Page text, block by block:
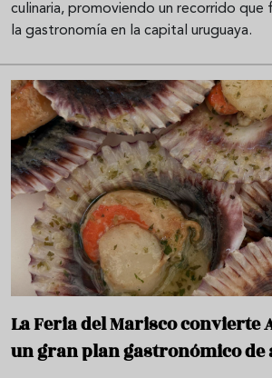
culinaria, promoviendo un recorrido que
la gastronomía en la capital uruguaya.
La Feria del Marisco convierte
un gran plan gastronómico de